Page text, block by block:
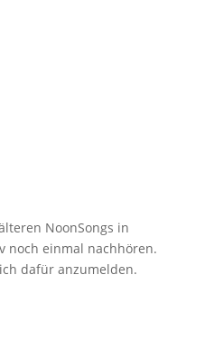
NoonSongs in
noch einmal nachhören.
dafür anzumelden.